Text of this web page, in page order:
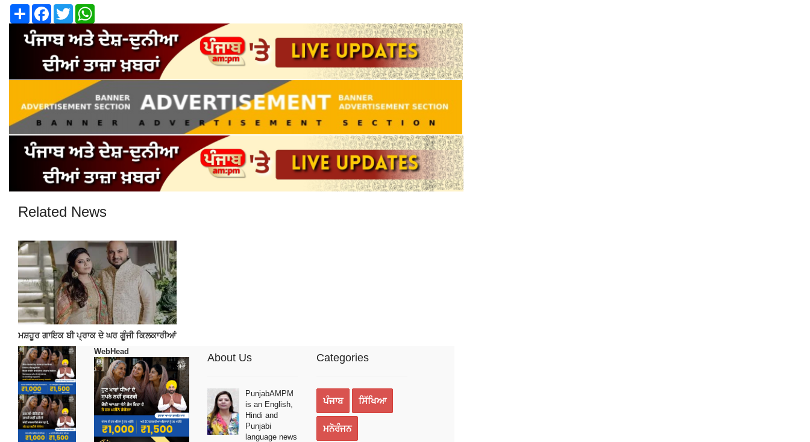
Share Facebook
Twitter
Related News
ਮਸ਼ਹੂਰ ਗਾਇਕ ਬੀ ਪ੍ਰਾਕ ਦੇ ਘਰ ਗੂੰਜੀ ਕਿਲਕਾਰੀਆਂ
WebHead
About Us
PunjabAMPM
is an English,
Hindi and
Punjabi
language news
Categories
ਪੰਜਾਬ ਸਿੱਖਿਆ
ਮਨੋਰੰਜਨ